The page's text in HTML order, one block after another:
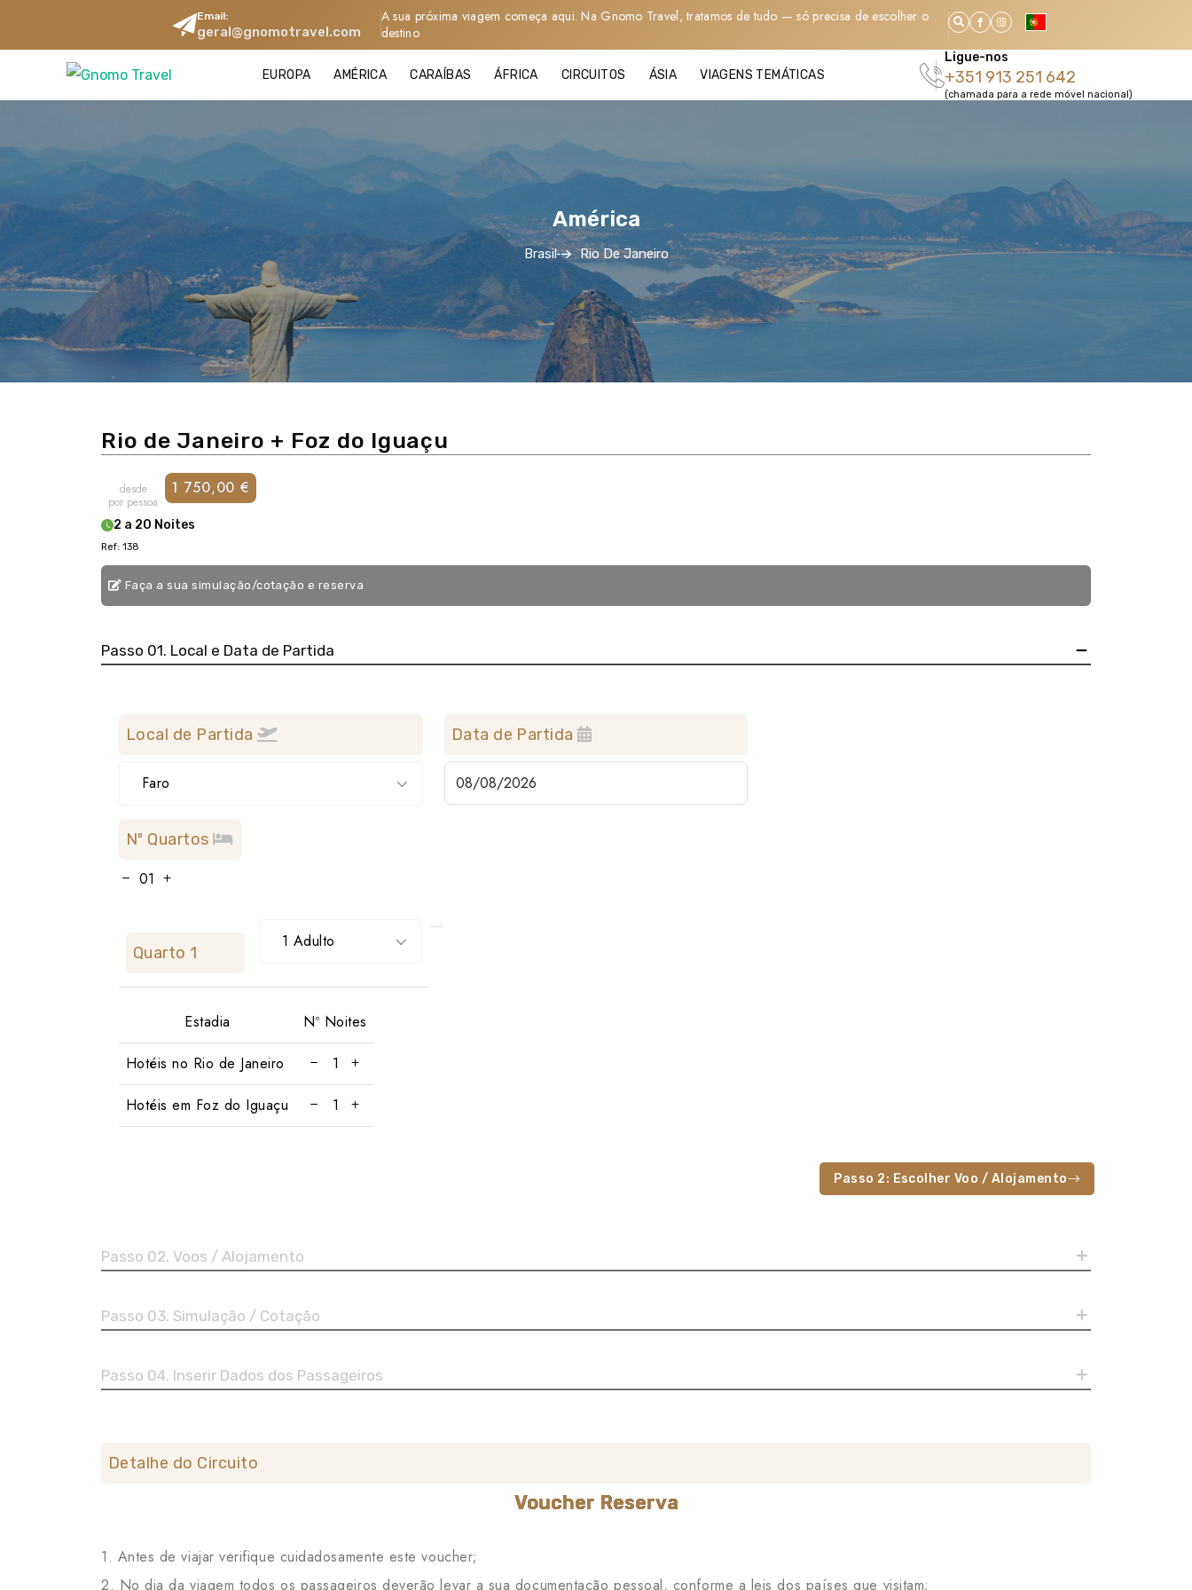
Email:
geral@gnomotravel.com
A sua próxima viagem começa aqui. Na Gnomo Travel, tratamos de tudo — só precisa de escolher o
destino
EUROPA AMÉRICA CARAÍBAS ÁFRICA CIRCUITOS ÁSIA VIAGENS TEMÁTICAS
Ligue-nos
+351 913 251 642
(chamada para a rede móvel nacional)
América
Brasil Rio De Janeiro
Rio de Janeiro + Foz do Iguaçu
desde
por pessoa
1 750,00 €
2 a 20 Noites
Ref: 138
Faça a sua simulação/cotação e reserva
Passo 01. Local e Data de Partida
Local de Partida
Faro
Data de Partida
Nº Quartos
Quarto 1
1 Adulto
Estadia Nº Noites
Hotéis no Rio de Janeiro
Hotéis em Foz do Iguaçu
Passo 2: Escolher Voo / Alojamento
Passo 02. Voos / Alojamento
Passo 03. Simulação / Cotação
Passo 04. Inserir Dados dos Passageiros
Detalhe do Circuito
Voucher Reserva
1. Antes de viajar verifique cuidadosamente este voucher;
2. No dia da viagem todos os passageiros deverão levar a sua documentação pessoal, conforme a leis dos países que visitam;